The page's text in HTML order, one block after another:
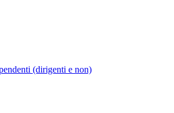
(dirigenti e non)